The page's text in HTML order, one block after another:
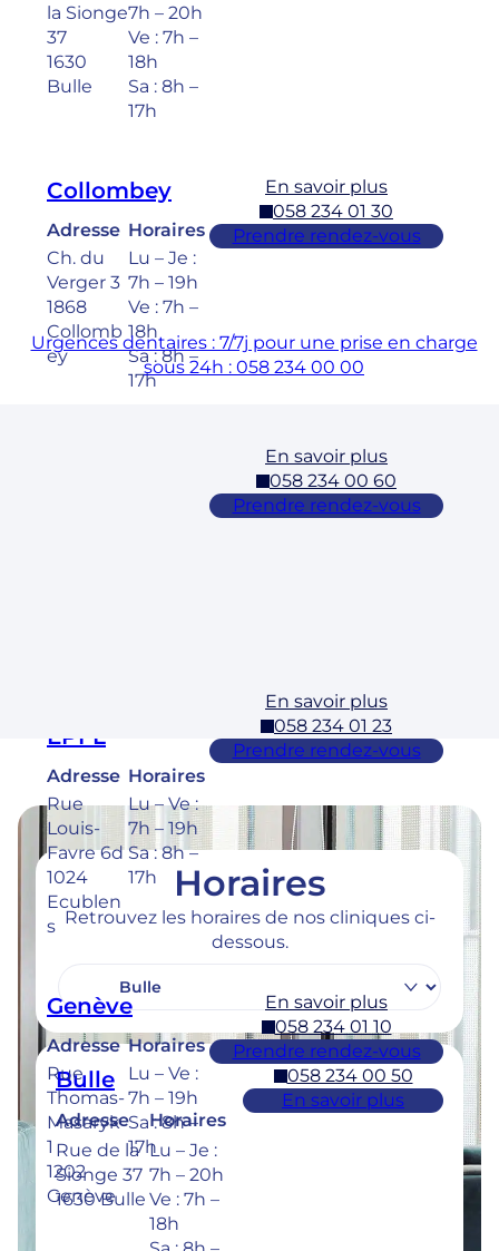
la Sionge
37
1630
Bulle
7h – 20h
Ve : 7h –
18h
Sa : 8h –
17h
Collombey
Adresse
Ch. du
Verger 3
1868
Collomb
ey
Horaires
Lu – Je :
7h – 19h
Ve : 7h –
18h
Sa : 8h –
17h
En savoir plus
058 234 01 30
Prendre rendez-vous
En savoir plus
058 234 00 60
Prendre rendez-vous
EPFL
Adresse
Rue
Louis-
Favre 6d
1024
Ecublen
s
Horaires
Lu – Ve :
7h – 19h
Sa : 8h –
17h
En savoir plus
058 234 01 23
Prendre rendez-vous
Genève
Adresse
Rue
Thomas-
Masaryk
1
1202
Genève
Horaires
Lu – Ve :
7h – 19h
Sa : 8h –
17h
En savoir plus
058 234 01 10
Prendre rendez-vous
Urgences dentaires : 7/7j pour une prise en charge
sous 24h : 058 234 00 00
Horaires
Retrouvez les horaires de nos cliniques ci-
dessous.
Bulle
Adresse
Rue de la
Sionge 37
1630 Bulle
Horaires
Lu – Je :
7h – 20h
Ve : 7h –
18h
058 234 00 50
En savoir plus